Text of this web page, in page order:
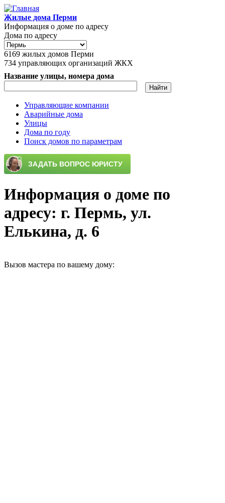
Перейти к основному содержанию
Жилые дома Перми
Информация о доме по адресу
Дома по адресу
6169 жилых домов Перми
734 управляющих организаций ЖКХ
Название улицы, номера дома
Главное меню
Управляющие компании
Аварийные дома
Улицы
Дома по году
Поиск домов по параметрам
Информация о доме по
адресу: г. Пермь, ул.
Елькина, д. 6
Вызов мастера по вашему дому: